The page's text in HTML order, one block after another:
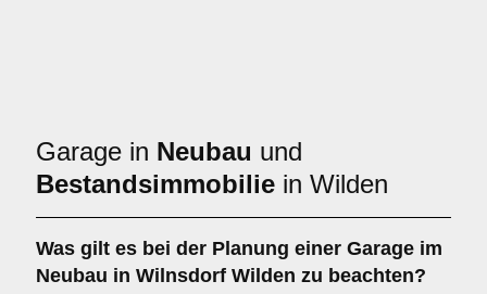
Garage in Neubau und
Bestandsimmobilie in Wilden
Was gilt es bei der Planung einer Garage im
Neubau in Wilnsdorf Wilden zu beachten?